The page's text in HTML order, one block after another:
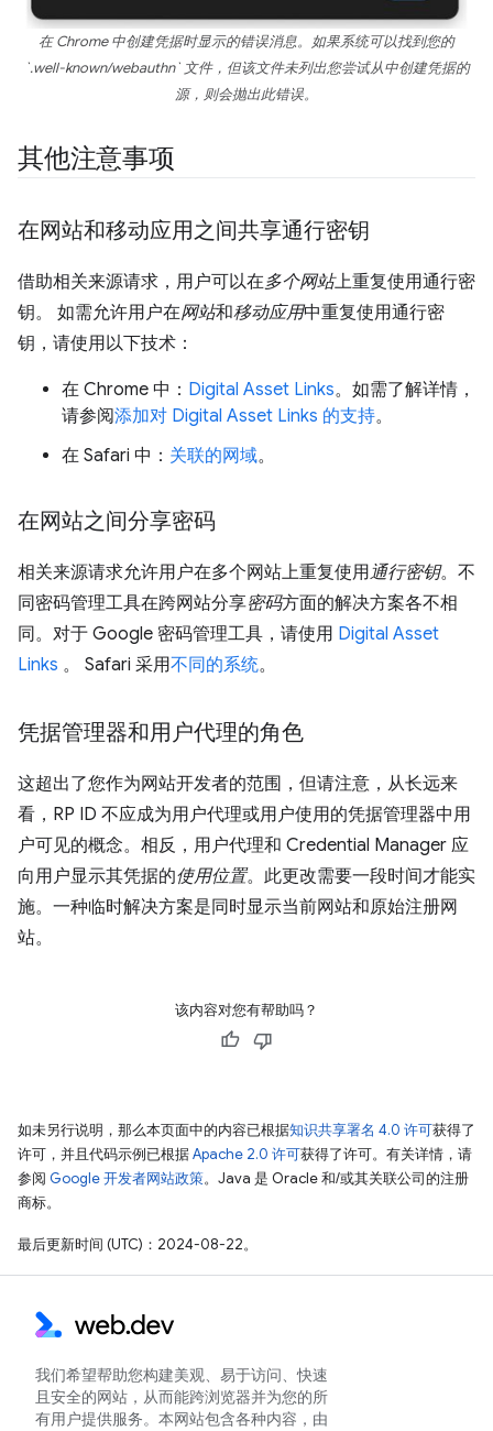
在 Chrome 中创建凭据时显示的错误消息。如果系统可以找到您的
`.well-known/webauthn` 文件，但该文件未列出您尝试从中创建凭据的
源，则会抛出此错误。
其他注意事项
在网站和移动应用之间共享通行密钥
借助相关来源请求，用户可以在多个网站上重复使用通行密
钥。 如需允许用户在网站和移动应用中重复使用通行密
钥，请使用以下技术：
在 Chrome 中： Digital Asset Links。如需了解详情，
请参阅添加对 Digital Asset Links 的支持。
在 Safari 中： 关联的网域。
在网站之间分享密码
相关来源请求允许用户在多个网站上重复使用通行密钥。不
同密码管理工具在跨网站分享密码方面的解决方案各不相
同。对于 Google 密码管理工具，请使用 Digital Asset
Links 。 Safari 采用不同的系统。
凭据管理器和用户代理的角色
这超出了您作为网站开发者的范围，但请注意，从长远来
看，RP ID 不应成为用户代理或用户使用的凭据管理器中用
户可见的概念。相反，用户代理和 Credential Manager 应
向用户显示其凭据的使用位置。此更改需要一段时间才能实
施。一种临时解决方案是同时显示当前网站和原始注册网
站。
该内容对您有帮助吗？
如未另行说明，那么本页面中的内容已根据知识共享署名 4.0 许可获得了
许可，并且代码示例已根据Apache 2.0 许可获得了许可。有关详情，请
参阅 Google 开发者网站政策。Java 是 Oracle 和/或其关联公司的注册
商标。
最后更新时间 (UTC)：2024-08-22。
我们希望帮助您构建美观、易于访问、快速
且安全的网站，从而能跨浏览器并为您的所
有用户提供服务。本网站包含各种内容，由